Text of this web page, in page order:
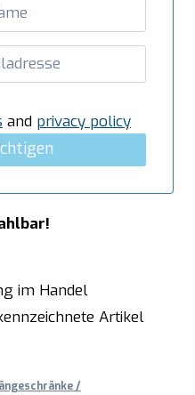
and privacy policy
im Handel
Artikel
/